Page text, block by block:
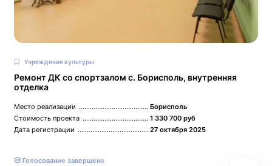
Учреждение культуры
Ремонт ДК со спортзалом с. Борисполь, внутренняя
отделка
Место реализации
Борисполь
Стоимость проекта
1 330 700 руб
Дата регистрации
27 октября 2025
Голосование завершено